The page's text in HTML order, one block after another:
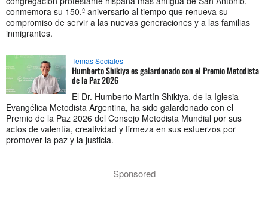
conmemora su 150.º aniversario al tiempo que renueva su
compromiso de servir a las nuevas generaciones y a las familias
inmigrantes.
Temas Sociales
Humberto Shikiya es galardonado con el Premio Metodista
de la Paz 2026
El Dr. Humberto Martín Shikiya, de la Iglesia
Evangélica Metodista Argentina, ha sido galardonado con el
Premio de la Paz 2026 del Consejo Metodista Mundial por sus
actos de valentía, creatividad y firmeza en sus esfuerzos por
promover la paz y la justicia.
Sponsored